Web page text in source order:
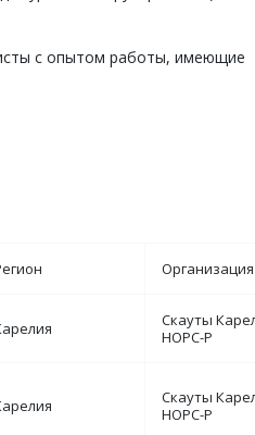
с опытом работы, имеющие
Организация
Скауты
НОРС-Р
Скауты
НОРС-Р